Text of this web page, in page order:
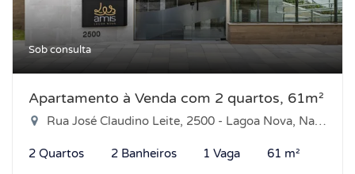
Sob consulta
Apartamento à Venda com 2 quartos, 61m²
Rua José Claudino Leite, 2500 - Lagoa Nova, Natal-RN
2 Quartos 2 Banheiros 1 Vaga 61 m²